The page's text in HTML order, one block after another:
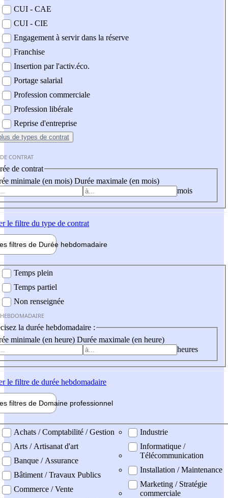
CUI - CAE
CUI - CIE
Engagement à servir dans la réserve
Franchise
Insertion par l'activ.éco.
Portage salarial
Profession commerciale
Profession libérale
Reprise d'entreprise
de types de contrat
CONTRAT
de contrat
minimale (en mois) Durée maximale (en mois)
mois
le filtre du type de contrat
filtres de Durée hebdomadaire
Temps plein
Temps partiel
Non renseignée
la durée hebdomadaire :
minimale (en heure) Durée maximale (en heure)
heures
le filtre de durée hebdomadaire
filtres de Domaine professionnel
professionel
Achats / Comptabilité / Gestion
Arts / Artisanat d'art
Banque / Assurance
Bâtiment / Travaux Publics
Commerce / Vente
Industrie
Informatique /
Télécommunication
Installation / Maintenance
Marketing / Stratégie
commerciale